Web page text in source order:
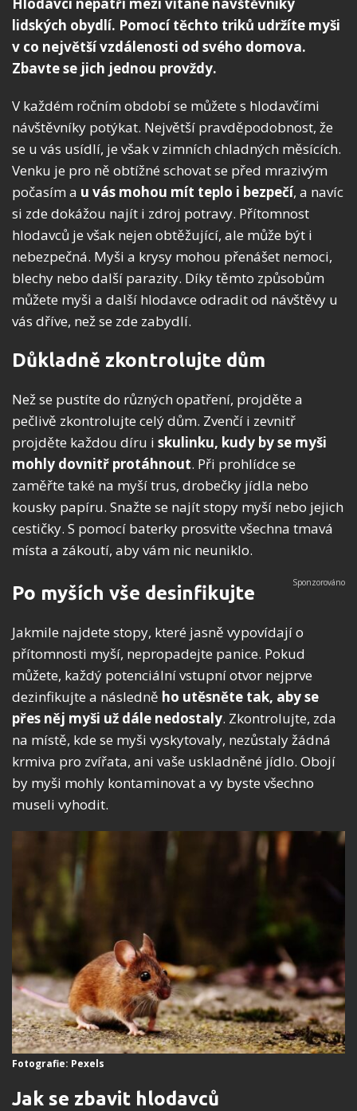
Hlodavci nepatří mezi vítané návštěvníky
lidských obydlí. Pomocí těchto triků udržíte myši
v co největší vzdálenosti od svého domova.
Zbavte se jich jednou provždy.
V každém ročním období se můžete s hlodavčími
návštěvníky potýkat. Největší pravděpodobnost, že
se u vás usídlí, je však v zimních chladných měsících.
Venku je pro ně obtížné schovat se před mrazivým
počasím a u vás mohou mít teplo i bezpečí, a navíc
si zde dokážou najít i zdroj potravy. Přítomnost
hlodavců je však nejen obtěžující, ale může být i
nebezpečná. Myši a krysy mohou přenášet nemoci,
blechy nebo další parazity. Díky těmto způsobům
můžete myši a další hlodavce odradit od návštěvy u
vás dříve, než se zde zabydlí.
Důkladně zkontrolujte dům
Než se pustíte do různých opatření, projděte a
pečlivě zkontrolujte celý dům. Zvenčí i zevnitř
projděte každou díru i skulinku, kudy by se myši
mohly dovnitř protáhnout. Při prohlídce se
zaměřte také na myší trus, drobečky jídla nebo
kousky papíru. Snažte se najít stopy myší nebo jejich
cestičky. S pomocí baterky prosviťte všechna tmavá
místa a zákoutí, aby vám nic neuniklo.
Po myších vše desinfikujte
Jakmile najdete stopy, které jasně vypovídají o
přítomnosti myší, nepropadejte panice. Pokud
můžete, každý potenciální vstupní otvor nejprve
dezinfikujte a následně ho utěsněte tak, aby se
přes něj myši už dále nedostaly. Zkontrolujte, zda
na místě, kde se myši vyskytovaly, nezůstaly žádná
krmiva pro zvířata, ani vaše uskladněné jídlo. Obojí
by myši mohly kontaminovat a vy byste všechno
museli vyhodit.
Fotografie: Pexels
Jak se zbavit hlodavců